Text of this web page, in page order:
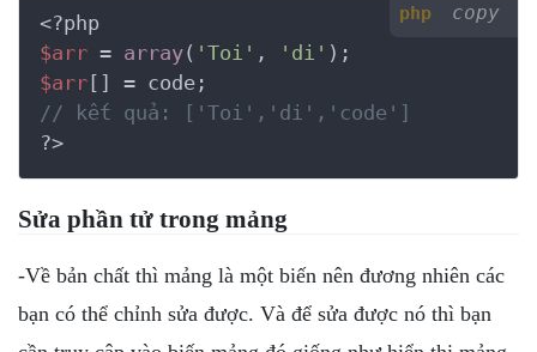
php copy
<?php
$arr = array( 'Toi' , 'di'
$arr
// kết quả: ['Toi','di','code']
?>
Sửa phần tử trong mảng
-Về bản chất thì mảng là một biến nên đương nhiên các
bạn có thể chỉnh sửa được. Và để sửa được nó thì bạn